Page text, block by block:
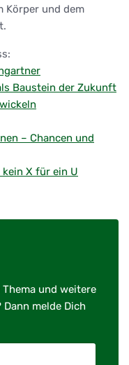
Körper und dem
Baustein der Zukunft
– Chancen und
kein X für ein U
und weitere
melde Dich